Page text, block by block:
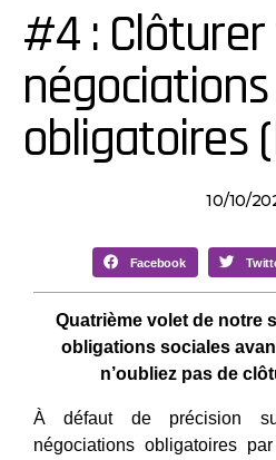
#4 : Clôturer
obligatoires
10/10/
Facebook
Quatrième volet de notre
obligations sociales
n’oubliez pas de
À défaut de précision
négociations obligatoires